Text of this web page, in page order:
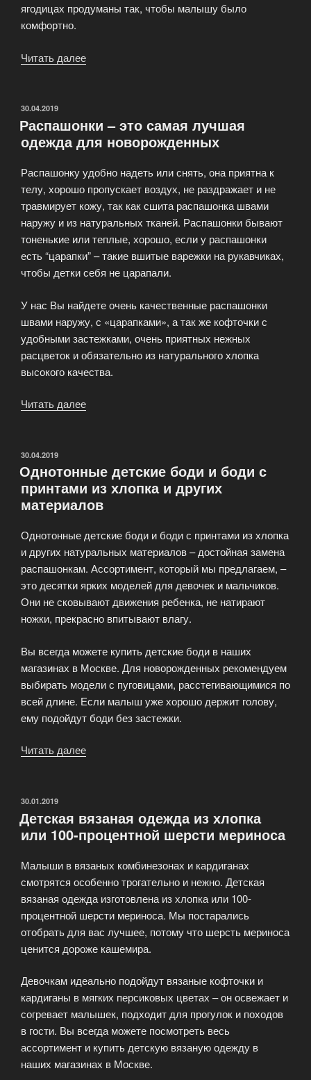
ягодицах продуманы так, чтобы малышу было
комфортно.
Читать далее
интернет-
магазине
ОПУБЛИКОВАНО
30.04.2019
Распашонки – это самая лучшая
одежда для новорожденных
Распашонку удобно надеть или снять, она приятна к
телу, хорошо пропускает воздух, не раздражает и не
травмирует кожу, так как сшита распашонка швами
наружу и из натуральных тканей. Распашонки бывают
тоненькие или теплые, хорошо, если у распашонки
есть “царапки” – такие вшитые варежки на рукавчиках,
чтобы детки себя не царапали.
У нас Вы найдете очень качественные распашонки
швами наружу, с «царапками», а так же кофточки с
удобными застежками, очень приятных нежных
расцветок и обязательно из натурального хлопка
высокого качества.
Читать далее
лучшая
одежда
для
ОПУБЛИКОВАНО
30.04.2019
Однотонные детские боди и боди с
принтами из хлопка и других
материалов
Однотонные детские боди и боди с принтами из хлопка
и других натуральных материалов – достойная замена
распашонкам. Ассортимент, который мы предлагаем, –
это десятки ярких моделей для девочек и мальчиков.
Они не сковывают движения ребенка, не натирают
ножки, прекрасно впитывают влагу.
Вы всегда можете купить детские боди в наших
магазинах в Москве. Для новорожденных рекомендуем
выбирать модели с пуговицами, расстегивающимися по
всей длине. Если малыш уже хорошо держит голову,
ему подойдут боди без застежки.
Читать далее
боди
с
из
хлопка
и
других
материалов»
ОПУБЛИКОВАНО
30.01.2019
Детская вязаная одежда из хлопка
или 100-процентной шерсти мериноса
Малыши в вязаных комбинезонах и кардиганах
смотрятся особенно трогательно и нежно. Детская
вязаная одежда изготовлена из хлопка или 100-
процентной шерсти мериноса. Мы постарались
отобрать для вас лучшее, потому что шерсть мериноса
ценится дороже кашемира.
Девочкам идеально подойдут вязаные кофточки и
кардиганы в мягких персиковых цветах – он освежает и
согревает малышек, подходит для прогулок и походов
в гости. Вы всегда можете посмотреть весь
ассортимент и купить детскую вязаную одежду в
наших магазинах в Москве.